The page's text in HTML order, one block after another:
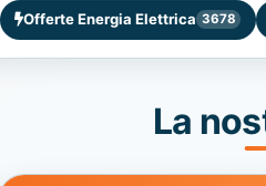
Offerte Energia Elettrica 3678
La